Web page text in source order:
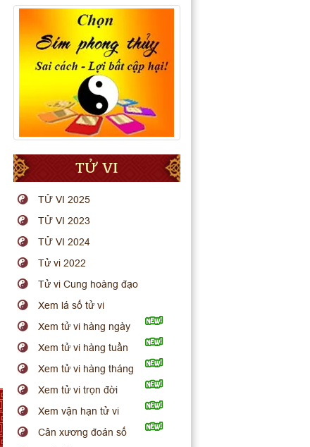
TỬ VI
TỬ VI 2025
TỬ VI 2023
TỬ VI 2024
Tử vi 2022
Tử vi Cung hoàng đạo
Xem lá số tử vi
Xem tử vi hàng ngày
Xem tử vi hàng tuần
Xem tử vi hàng tháng
Xem tử vi trọn đời
Xem vận hạn tử vi
Cân xương đoán số